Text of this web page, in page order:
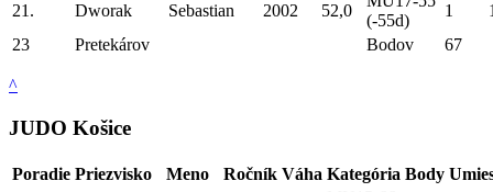
21. Dworak Sebastian 2002 52,0
(-55d)
1
23
Pretekárov Bodov 67
^
JUDO Košice
Poradie Priezvisko Meno Ročník Váha Kategória Body